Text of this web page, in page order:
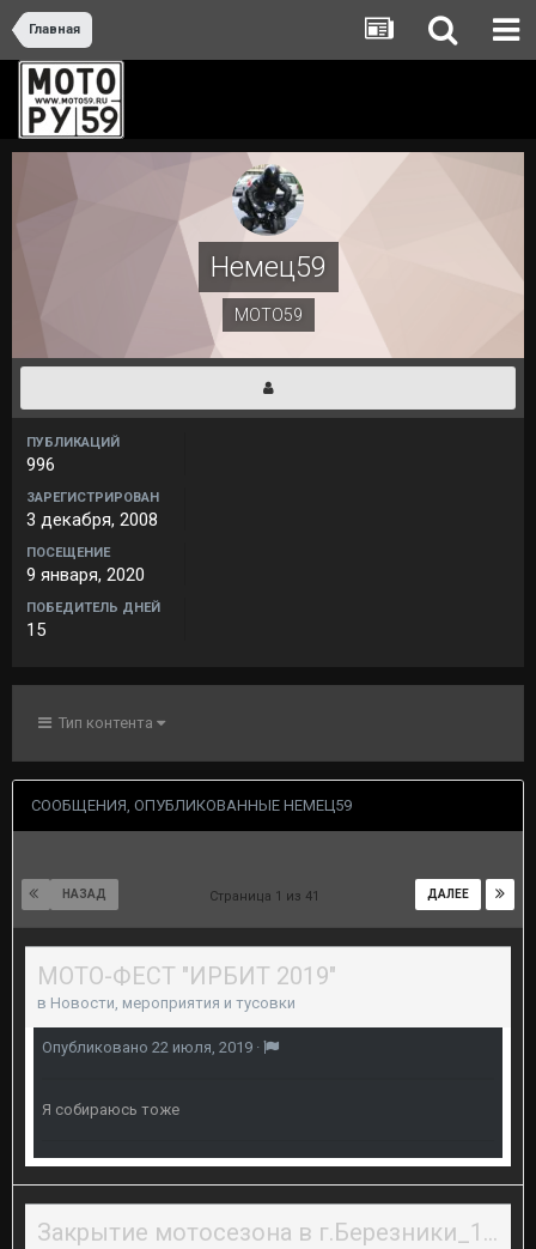
Главная
Немец59
МОТО59
ПУБЛИКАЦИЙ
996
ЗАРЕГИСТРИРОВАН
3 декабря, 2008
ПОСЕЩЕНИЕ
9 января, 2020
ПОБЕДИТЕЛЬ ДНЕЙ
15
Тип контента
СООБЩЕНИЯ, ОПУБЛИКОВАННЫЕ НЕМЕЦ59
НАЗАД ДАЛЕЕ
Страница 1 из 41
МОТО-ФЕСТ "ИРБИТ 2019"
в Новости, мероприятия и тусовки
Опубликовано 22 июля, 2019 ·
Я собираюсь тоже
Закрытие мотосезона в г.Березники_16.09.2017